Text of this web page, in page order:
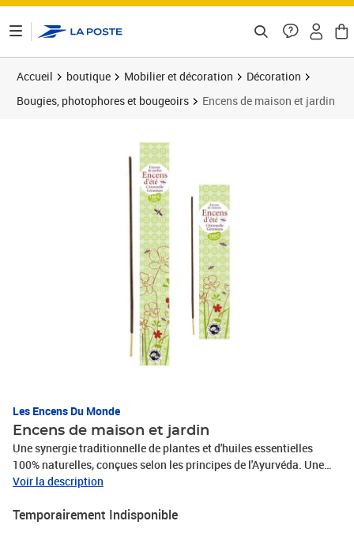
Accueil boutique Mobilier et décoration
Décoration
Bougies, photophores et bougeoirs
Encens de maison et jardin
Les Encens Du Monde
Encens de maison et jardin
Une synergie traditionnelle de plantes et d'huiles essentielles
100% naturelles, conçues selon les principes de l'Ayurvéda. Une
senteur délicieuse, sauf pour les moustiques ! Ayez l'esprit
bâtonnets de 50 min + 1 étui de 3 bâtonnets de 2h30.
Voir la description
Temporairement Indisponible